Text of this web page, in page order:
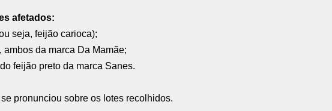
afetados:
seja, feijão carioca);
da marca Da Mamãe;
feijão preto da marca Sanes.
pronunciou sobre os lotes recolhidos.